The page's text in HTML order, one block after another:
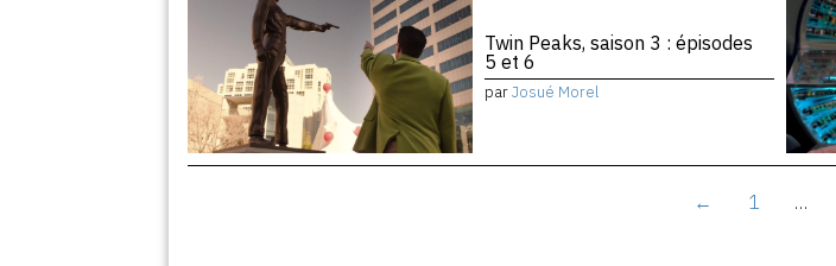
Twin Peaks, saison 3 : épisodes
5 et 6
parJosué Morel
← 1 …